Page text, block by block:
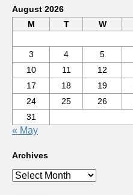
August 2026
M
T W
3
4 5
10
11 12
17
18 19
24
25 26
31
« May
Archives
Archives